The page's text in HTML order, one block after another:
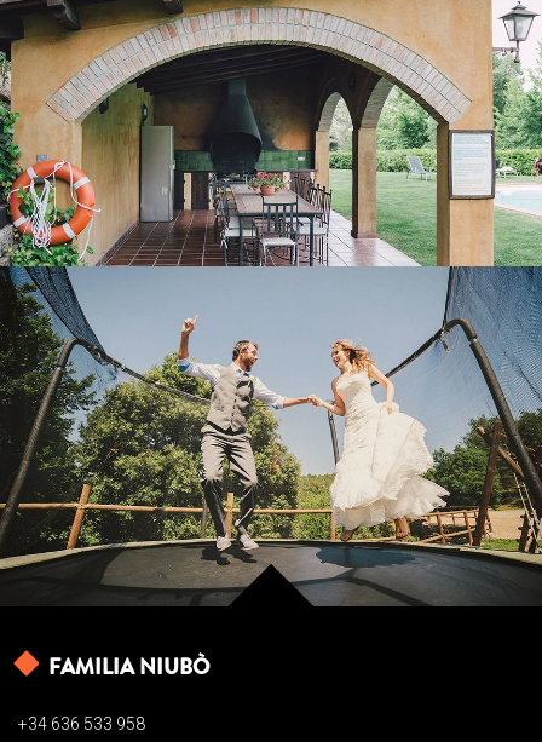
OUTDOOR LEISURE AREA
FAMILIA NIUBÒ
+34 636 533 958